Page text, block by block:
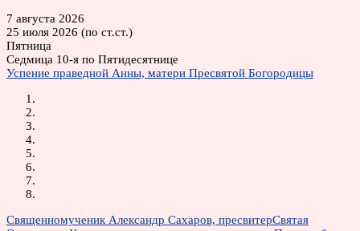
7 августа 2026
25 июля 2026 (по ст.ст.)
Пятница
Седмица 10-я по Пятидесятнице
Успение праведной Анны, матери Пресвятой Богородицы
Священномученик Александр Сахаров, пресвитерСвятая